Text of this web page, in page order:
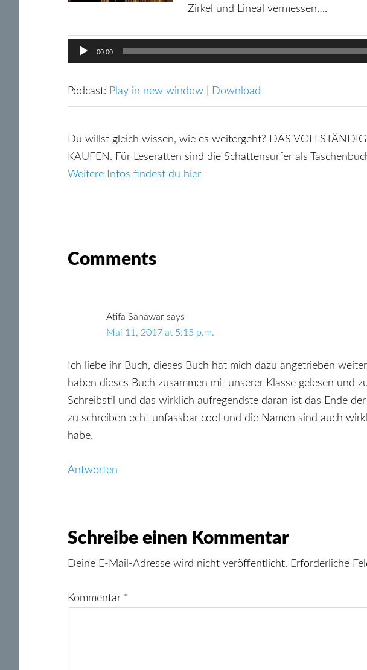
Zirkel und Lineal vermessen….
Audio-00:00
Podcast: Play in new window Download
Du willst gleich wissen, wie es weitergeht? DAS
KAUFEN. Für Leseratten sind die Schattensurfer als
Weitere Infos findest du hier
ReaderComments
Atifa Sanawar says
Mai 11, 2017 at 5:15 p.m.
Ich liebe ihr Buch, dieses Buch hat mich dazu angetrieben
haben dieses Buch zusammen mit unserer Klasse gelesen und
Schreibstil und das wirklich aufregendste daran ist das Ende
zu schreiben echt unfassbar cool und die Namen sind auch
habe.
Antworten
Schreibe einen Kommentar
Deine E-Mail-Adresse wird nicht veröffentlicht. Erforderliche
Kommentar *